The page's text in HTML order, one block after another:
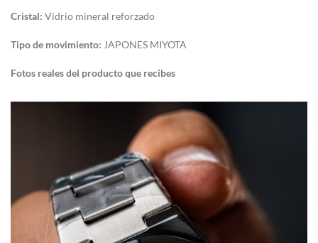
Cristal: Vidrio mineral reforzado
Tipo de movimiento: JAPONES MIYOTA
Fotos reales del producto que recibes